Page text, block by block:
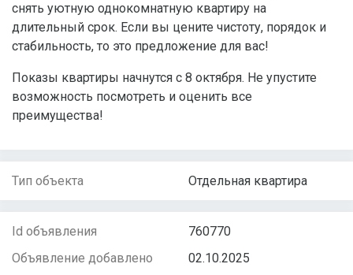
снять уютную однокомнатную квартиру на
длительный срок. Если вы цените чистоту, порядок и
стабильность, то это предложение для вас!
Показы квартиры начнутся с 8 октября. Не упустите
возможность посмотреть и оценить все
преимущества!
Тип объекта Отдельная квартира
Id объявления
760770
Объявление добавлено
02.10.2025